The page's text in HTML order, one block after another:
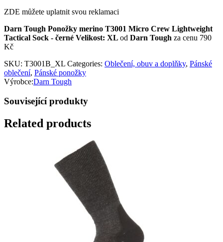
ZDE můžete uplatnit svou reklamaci
Darn Tough Ponožky merino T3001 Micro Crew Lightweight
Tactical Sock - černé Velikost: XL od Darn Tough za cenu 790
Kč
SKU: T3001B_XL Categories: Oblečení, obuv a doplňky, Pánské
oblečení, Pánské ponožky
Výrobce:Darn Tough
Související produkty
Related products